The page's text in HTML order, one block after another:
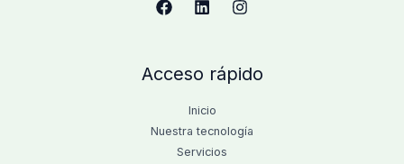
Acceso rápido
Inicio
Nuestra tecnología
Servicios